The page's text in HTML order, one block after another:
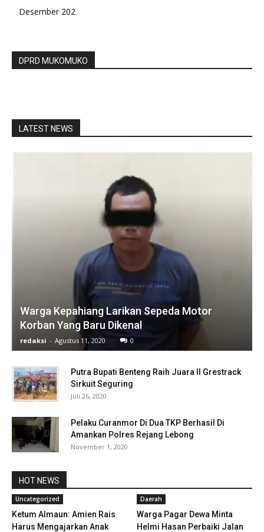
Desember 202
DPRD MUKOMUKO
LATEST NEWS
Warga Kepahiang Larikan Sepeda Motor
Korban Yang Baru Dikenal
redaksi - Agustus 11, 2020 0
Putra Bupati Benteng Raih Juara II Grestrack
Sirkuit Seguring
Juli 26, 2020
Pelaku Curanmor Di Dua TKP Berhasil Di
Amankan Polres Rejang Lebong
November 1, 2020
HOT NEWS
Uncategorized
Ketum Almaun: Amien Rais
Harus Mengajarkan Anak
Daerah
Warga Pagar Dewa Minta
Helmi Hasan Perbaiki Jalan